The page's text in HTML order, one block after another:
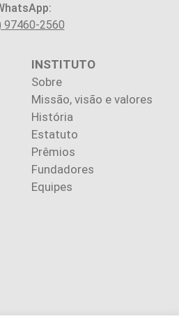
97460-2560
INSTITUTO
Sobre
Missão, visão e valores
História
Estatuto
Prêmios
Fundadores
Equipes